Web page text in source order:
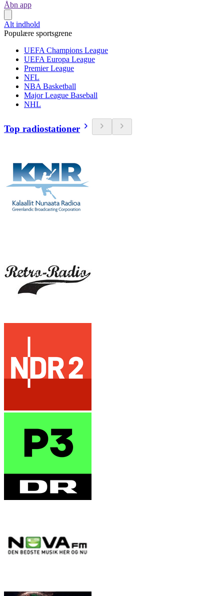
Åbn app
Alt indhold
Populære sportsgrene
UEFA Champions League
UEFA Europa League
Premier League
NFL
NBA Basketball
Major League Baseball
NHL
Top radiostationer